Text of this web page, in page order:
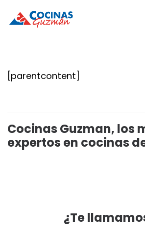
[parentcontent]
Cocinas Guzman, los
expertos en cocinas
¿Te